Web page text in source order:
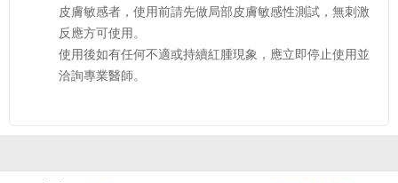
皮膚敏感者，使用前請先做局部皮膚敏感性測試，無刺激
反應方可使用。
使用後如有任何不適或持續紅腫現象，應立即停止使用並
洽詢專業醫師。